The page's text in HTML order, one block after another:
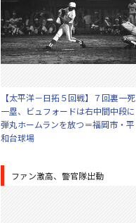
【太平洋－日拓５回戦】７回裏一死
一塁、ビュフォードは右中間中段に
弾丸ホームランを放つ＝福岡市・平
和台球場
ファン激高、警官隊出動